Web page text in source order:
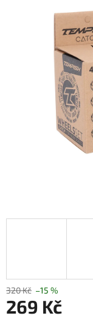
320 Kč –15 %
269 Kč